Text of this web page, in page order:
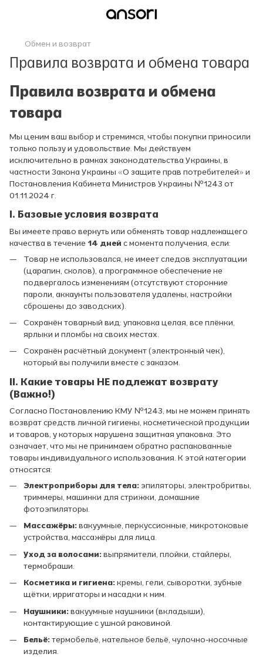
Обмен и возврат
Правила возврата и обмена товара
Правила возврата и обмена
товара
Мы ценим ваш выбор и стремимся, чтобы покупки приносили
только пользу и удовольствие. Мы действуем
исключительно в рамках законодательства Украины, в
частности Закона Украины «О защите прав потребителей» и
Постановления Кабинета Министров Украины №1243 от
01.11.2024 г.
I. Базовые условия возврата
Вы имеете право вернуть или обменять товар надлежащего
качества в течение 14 дней с момента получения, если:
Товар не использовался, не имеет следов эксплуатации
(царапин, сколов), а программное обеспечение не
подвергалось изменениям (отсутствуют сторонние
пароли, аккаунты пользователя удалены, настройки
сброшены до заводских).
Сохранён товарный вид: упаковка целая, все плёнки,
ярлыки и пломбы на своих местах.
Сохранён расчётный документ (электронный чек),
который вы получили вместе с заказом.
II. Какие товары НЕ подлежат возврату
(Важно!)
Согласно Постановлению КМУ №1243, мы не можем принять
возврат средств личной гигиены, косметической продукции
и товаров, у которых нарушена защитная упаковка. Это
означает, что мы не принимаем обратно распакованные
товары индивидуального использования. К этой категории
относятся:
Электроприборы для тела: эпиляторы, электробритвы,
триммеры, машинки для стрижки, домашние
фотоэпиляторы.
Массажёры:вакуумные, перкуссионные, микротоковые
устройства, массажёры для лица.
Уход за волосами:выпрямители, плойки, стайлеры,
термобраши.
Косметика и гигиена:кремы, гели, сыворотки, зубные
щётки, ирригаторы и насадки к ним.
Наушники:вакуумные наушники (вкладыши),
контактирующие с ушной раковиной.
Бельё:термобельё, нательное бельё, чулочно-носочные
изделия.